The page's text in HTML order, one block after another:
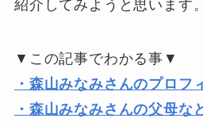
紹介してみようと思います。
▼この記事でわかる事▼
・森山みなみさんのプロフ
・森山みなみさんの父母な